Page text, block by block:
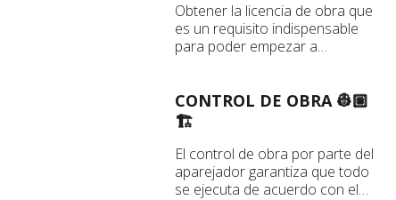
Obtener la licencia de obra que
es un requisito indispensable
para poder empezar a
CONTROL DE OBRA 👷🏼
🏗️
El control de obra por parte del
aparejador garantiza que todo
se ejecuta de acuerdo con el